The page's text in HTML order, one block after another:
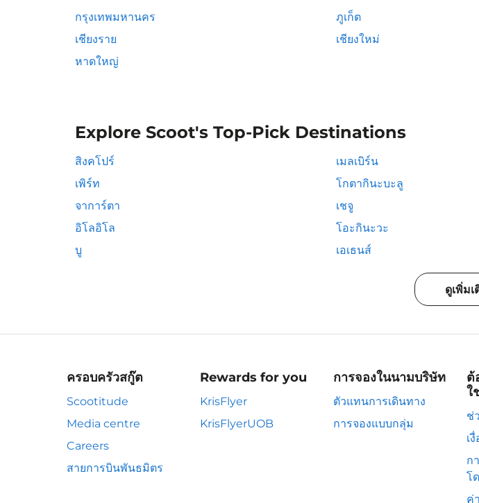
กรุงเทพมหานคร ภูเก็ต
เชียงราย
เชียงใหม่
หาดใหญ่
Explore Scoot's Top-Pick Destinations
สิงคโปร์ เมลเบิร์น
เพิร์ท
โกตากินะบะลู
จาการ์ตา
เชจู
อิโลอิโล
โอะกินะวะ
บู
เอเธนส์
ดูเพิ่มเ
ครอบครัวสกู๊ต
Scootitude
Media centre
Careers
สายการบินพันธมิตร
Rewards for you
KrisFlyer
KrisFlyerUOB
การจองในนามบริษัท
ตัวแทนการเดินทาง
การจองแบบกลุ่ม
ต้
ใ
ช่
เ
ก
โ
ค่